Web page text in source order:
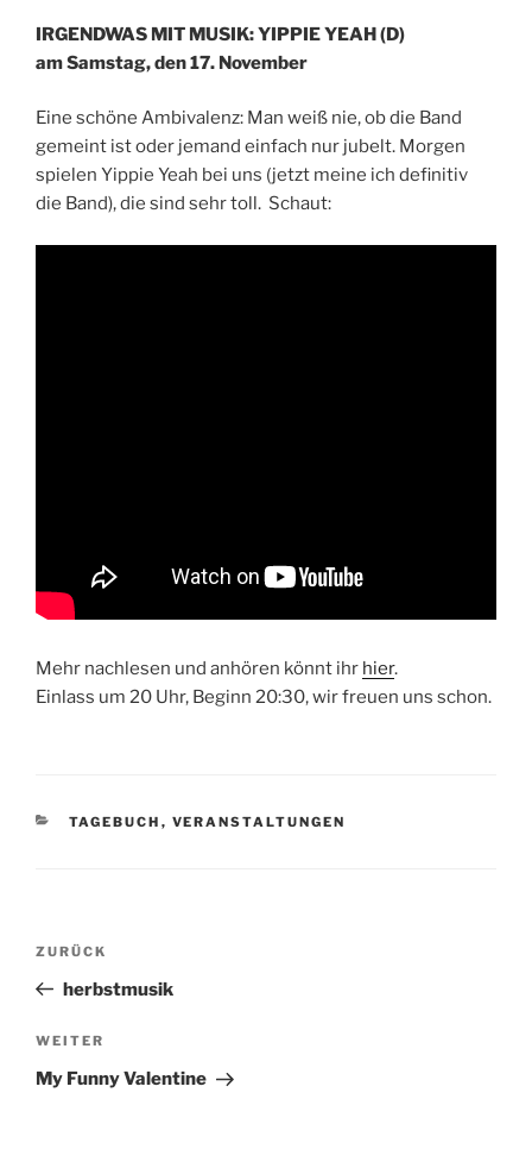
IRGENDWAS MIT MUSIK: YIPPIE YEAH (D)
am Samstag, den 17. November
Eine schöne Ambivalenz: Man weiß nie, ob die Band
gemeint ist oder jemand einfach nur jubelt. Morgen
spielen Yippie Yeah bei uns (jetzt meine ich definitiv
die Band), die sind sehr toll. Schaut:
Mehr nachlesen und anhören könnt ihr hier.
Einlass um 20 Uhr, Beginn 20:30, wir freuen uns schon.
KATEGORIEN
TAGEBUCH , VERANSTALTUNGEN
Beitragsnavigation
Vorheriger
Beitrag
ZURÜCK
herbstmusik
Nächster
Beitrag
WEITER
My Funny Valentine